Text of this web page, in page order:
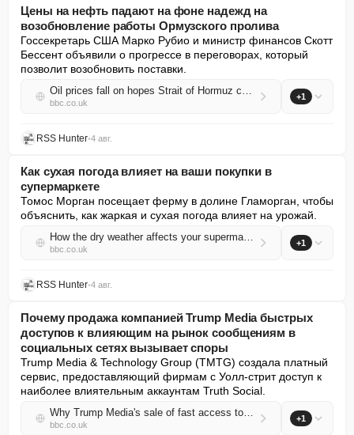
Цены на нефть падают на фоне надежд на
возобновление работы Ормузского пролива
Госсекретарь США Марко Рубио и министр финансов Скотт
Бессент объявили о прогрессе в переговорах, который
позволит возобновить поставки.
Oil prices fall on hopes Strait of Hormuz could reopen
bbc.co.uk
+1
RSS Hunter•4 авг.
Как сухая погода влияет на ваши покупки в
супермаркете
Томос Морган посещает ферму в долине Гламорган, чтобы
объяснить, как жаркая и сухая погода влияет на урожай.
How the dry weather affects your supermarket shop
bbc.co.uk
+1
RSS Hunter•4 авг.
Почему продажа компанией Trump Media быстрых
доступов к влияющим на рынок сообщениям в
социальных сетях вызывает споры
Trump Media & Technology Group (TMTG) создала платный
сервис, предоставляющий фирмам с Уолл-стрит доступ к
наиболее влиятельным аккаунтам Truth Social.
Why Trump Media's sale of fast access to market-moving social posts is controversial
bbc.co.uk
+1